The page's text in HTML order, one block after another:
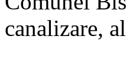
canalizare,